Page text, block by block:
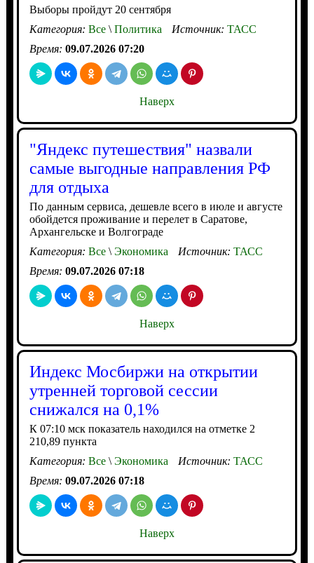
Выборы пройдут 20 сентября
Категория: Все\Политика Источник: ТАСС
Время: 09.07.2026 07:20
Наверх
"Яндекс путешествия" назвали
самые выгодные направления РФ
для отдыха
По данным сервиса, дешевле всего в июле и августе
обойдется проживание и перелет в Саратове,
Архангельске и Волгограде
Категория: Все\Экономика Источник: ТАСС
Время: 09.07.2026 07:18
Наверх
Индекс Мосбиржи на открытии
утренней торговой сессии
снижался на 0,1%
К 07:10 мск показатель находился на отметке 2
210,89 пункта
Категория: Все\Экономика Источник: ТАСС
Время: 09.07.2026 07:18
Наверх